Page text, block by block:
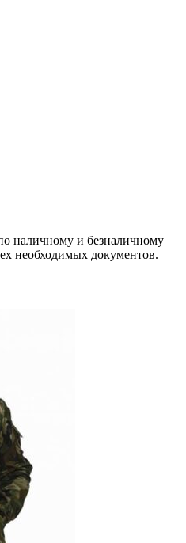
наличному и безналичному
необходимых документов.